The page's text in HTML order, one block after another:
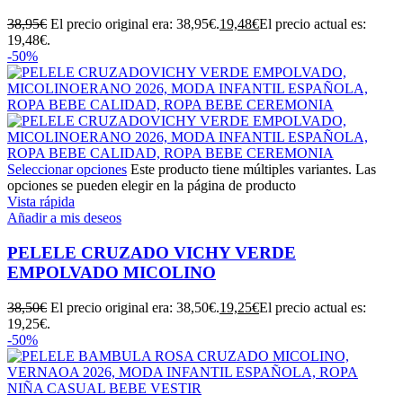
38,95€ El precio original era: 38,95€.19,48€El precio actual es:
19,48€.
-50%
Seleccionar opciones Este producto tiene múltiples variantes. Las
opciones se pueden elegir en la página de producto
Vista rápida
Añadir a mis deseos
PELELE CRUZADO VICHY VERDE
EMPOLVADO MICOLINO
38,50€ El precio original era: 38,50€.19,25€El precio actual es:
19,25€.
-50%